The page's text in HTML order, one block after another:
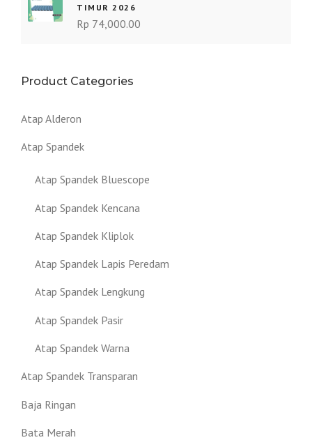
TIMUR 2026
Rp 74,000.00
Product Categories
Atap Alderon
Atap Spandek
Atap Spandek Bluescope
Atap Spandek Kencana
Atap Spandek Kliplok
Atap Spandek Lapis Peredam
Atap Spandek Lengkung
Atap Spandek Pasir
Atap Spandek Warna
Atap Spandek Transparan
Baja Ringan
Bata Merah